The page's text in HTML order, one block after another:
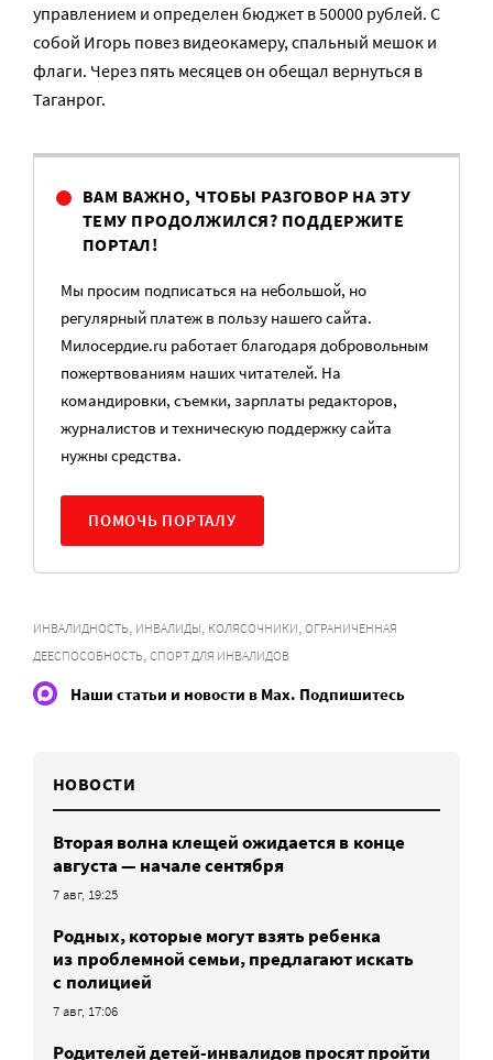
управлением и определен бюджет в 50000 рублей. С
собой Игорь повез видеокамеру, спальный мешок и
флаги. Через пять месяцев он обещал вернуться в
Таганрог.
ВАМ ВАЖНО, ЧТОБЫ РАЗГОВОР НА ЭТУ
ТЕМУ ПРОДОЛЖИЛСЯ? ПОДДЕРЖИТЕ
ПОРТАЛ!
Мы просим подписаться на небольшой, но
регулярный платеж в пользу нашего сайта.
Милосердие.ru работает благодаря добровольным
пожертвованиям наших читателей. На
командировки, съемки, зарплаты редакторов,
журналистов и техническую поддержку сайта
нужны средства.
ПОМОЧЬ ПОРТАЛУ
ИНВАЛИДНОСТЬ, ИНВАЛИДЫ, КОЛЯСОЧНИКИ, ОГРАНИЧЕННАЯ
ДЕЕСПОСОБНОСТЬ, СПОРТ ДЛЯ ИНВАЛИДОВ
Наши статьи и новости в Max. Подпишитесь
НОВОСТИ
Вторая волна клещей ожидается в конце
августа — начале сентября
7 авг, 19:25
Родных, которые могут взять ребенка
из проблемной семьи, предлагают искать
с полицией
7 авг, 17:06
Родителей детей-инвалидов просят пройти